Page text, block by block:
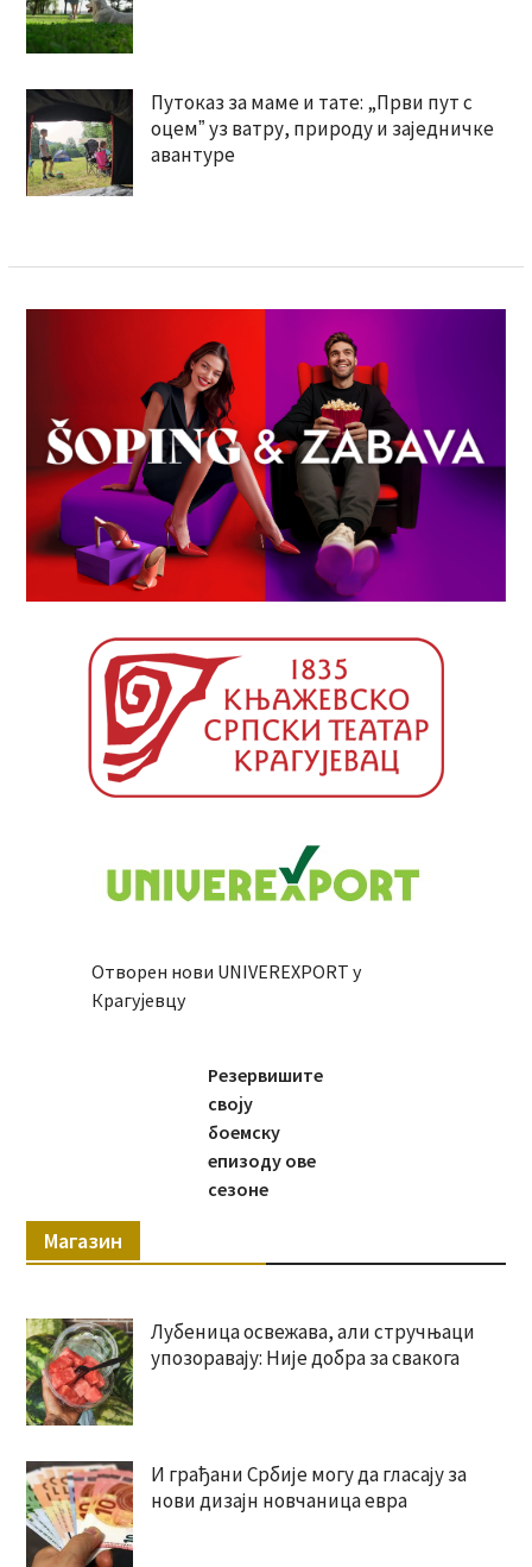
Путоказ за маме и тате: „Први пут с
оцемˮ уз ватру, природу и заједничке
авантуре
Отворен нови UNIVEREXPORT у
Крагујевцу
Резервишите
своју
боемску
епизоду ове
сезоне
Магазин
Лубеница освежава, али стручњаци
упозоравају: Није добра за свакога
И грађани Србије могу да гласају за
нови дизајн новчаница евра